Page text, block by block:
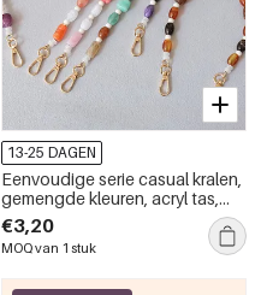
13-25 DAGEN
Eenvoudige serie casual kralen,
gemengde kleuren, acryl tas,
telefoonketting
€3,20
MOQ van 1 stuk